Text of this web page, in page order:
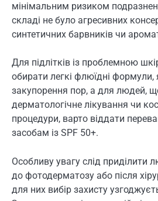
мінімальним ризиком
складі не було агресивних
синтетичних барвників чи
Для підлітків із проблемною
обирати легкі флюїдні формули,
закупорення пор, а для людей,
дерматологічне лікування чи
процедури, варто віддати
засобам із SPF 50+.
Особливу увагу слід приділити
до фотодерматозу або після
для них вибір захисту